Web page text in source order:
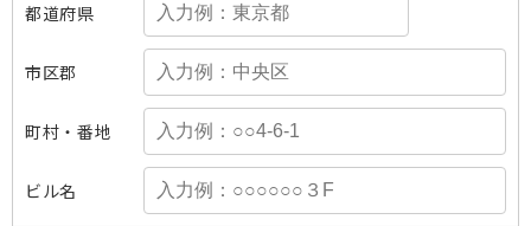
都道府県
市区郡
町村・番地
ビル名